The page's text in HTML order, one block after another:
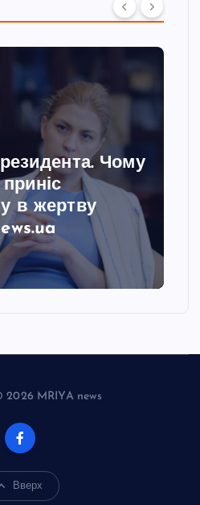
Чому
в жертву
MRIYA news
Вверх